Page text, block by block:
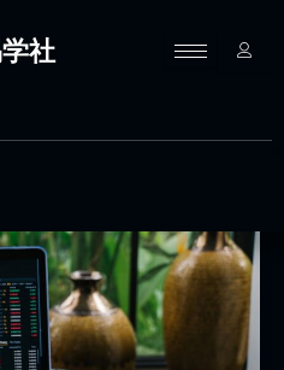
社